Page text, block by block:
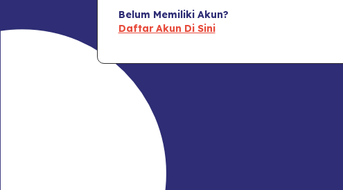
Belum Memiliki Akun?
Daftar Akun Di Sini